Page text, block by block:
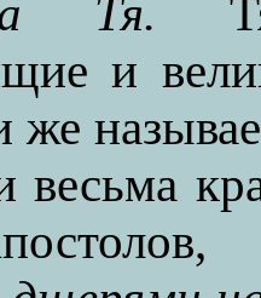
Тя.
и
весьма